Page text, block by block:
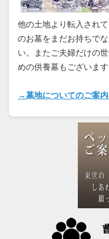
他の土地より転入され
のお墓をまだお持ちで
い。またご夫婦だけの
めの供養墓もございます
→墓地についてのご案